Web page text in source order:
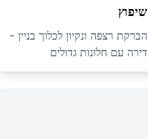
שיפוץ
הברקת רצפה ונקיון לכלוך בניין -
דירה עם חלונות גדולים